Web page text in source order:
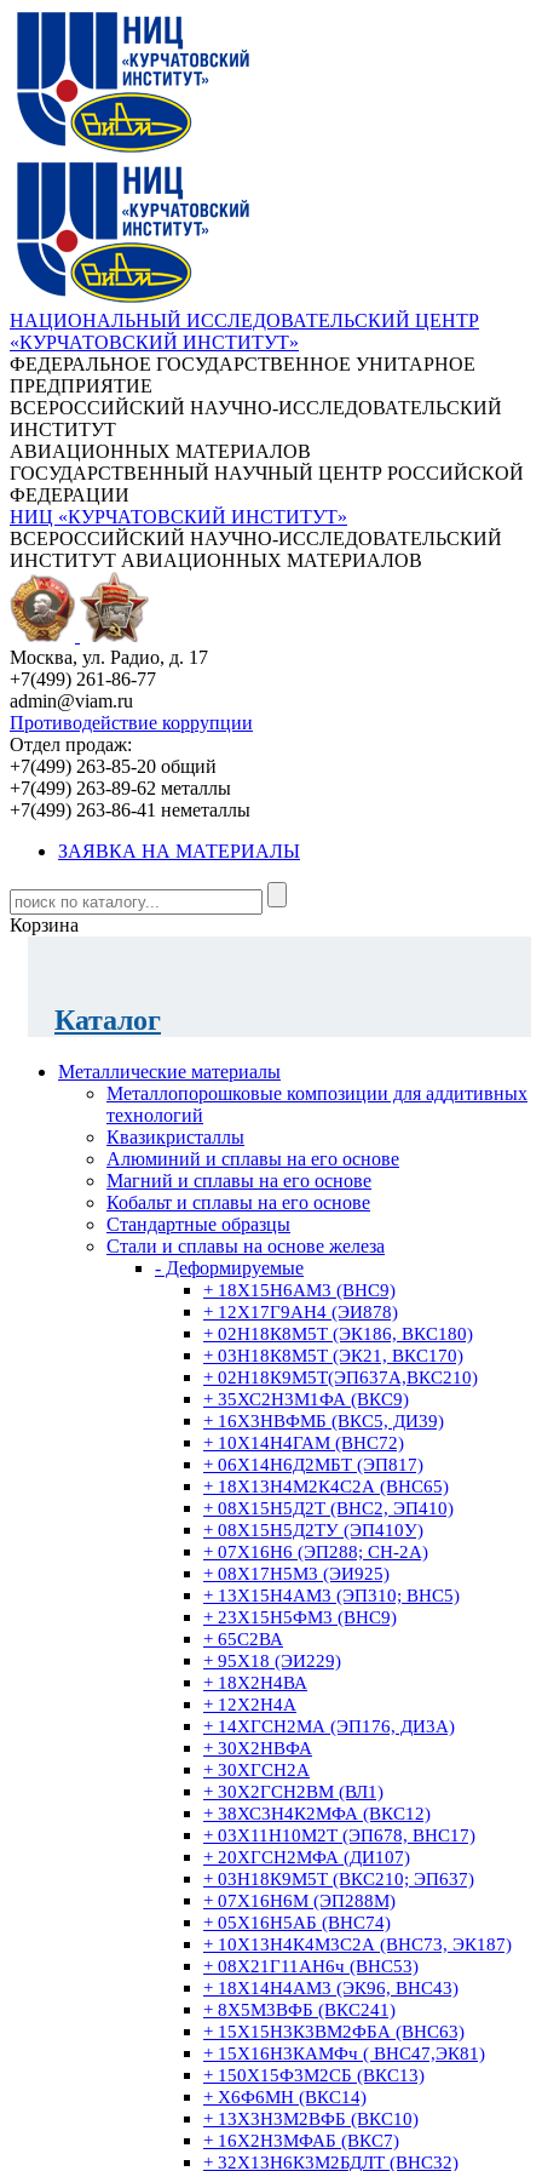
НАЦИОНАЛЬНЫЙ ИССЛЕДОВАТЕЛЬСКИЙ ЦЕНТР
«КУРЧАТОВСКИЙ ИНСТИТУТ»
ФЕДЕРАЛЬНОЕ ГОСУДАРСТВЕННОЕ УНИТАРНОЕ
ПРЕДПРИЯТИЕ
ВСЕРОССИЙСКИЙ НАУЧНО-ИССЛЕДОВАТЕЛЬСКИЙ
ИНСТИТУТ
АВИАЦИОННЫХ МАТЕРИАЛОВ
ГОСУДАРСТВЕННЫЙ НАУЧНЫЙ ЦЕНТР РОССИЙСКОЙ
ФЕДЕРАЦИИ
НИЦ «КУРЧАТОВСКИЙ ИНСТИТУТ»
ВСЕРОССИЙСКИЙ НАУЧНО-ИССЛЕДОВАТЕЛЬСКИЙ
ИНСТИТУТ АВИАЦИОННЫХ МАТЕРИАЛОВ
Москва, ул. Радио, д. 17
+7(499) 261-86-77
admin@viam.ru
Противодействие коррупции
Отдел продаж:
+7(499) 263-85-20 общий
+7(499) 263-89-62 металлы
+7(499) 263-86-41 неметаллы
ЗАЯВКА НА МАТЕРИАЛЫ
Корзина
Каталог
Металлические материалы
Металлопорошковые композиции для аддитивных
технологий
Квазикристаллы
Алюминий и сплавы на его основе
Магний и сплавы на его основе
Кобальт и сплавы на его основе
Стандартные образцы
Стали и сплавы на основе железа
- Деформируемые
+ 18Х15Н6АМ3 (ВНС9)
+ 12Х17Г9АН4 (ЭИ878)
+ 02Н18К8М5Т (ЭК186, ВКС180)
+ 03Н18К8М5Т (ЭК21, ВКС170)
+ 02Н18К9М5Т(ЭП637А,ВКС210)
+ 35ХС2Н3М1ФА (ВКС9)
+ 16Х3НВФМБ (ВКС5, ДИ39)
+ 10Х14Н4ГАМ (ВНС72)
+ 06Х14Н6Д2МБТ (ЭП817)
+ 18Х13Н4М2К4С2А (ВНС65)
+ 08Х15Н5Д2Т (ВНС2, ЭП410)
+ 08Х15Н5Д2ТУ (ЭП410У)
+ 07Х16Н6 (ЭП288; СН-2А)
+ 08Х17Н5М3 (ЭИ925)
+ 13Х15Н4АМ3 (ЭП310; ВНС5)
+ 23Х15Н5ФМ3 (ВНС9)
+ 65С2ВА
+ 95Х18 (ЭИ229)
+ 18Х2Н4ВА
+ 12Х2Н4А
+ 14ХГСН2МА (ЭП176, ДИ3А)
+ 30Х2НВФА
+ 30ХГСН2А
+ 30Х2ГСН2ВМ (ВЛ1)
+ 38ХС3Н4К2МФА (ВКС12)
+ 03Х11Н10М2Т (ЭП678, ВНС17)
+ 20ХГСН2МФА (ДИ107)
+ 03Н18К9М5Т (ВКС210; ЭП637)
+ 07Х16Н6М (ЭП288М)
+ 05Х16Н5АБ (ВНС74)
+ 10Х13Н4К4М3С2А (ВНС73, ЭК187)
+ 08Х21Г11АН6ч (ВНС53)
+ 18Х14Н4АМ3 (ЭК96, ВНС43)
+ 8Х5М3ВФБ (ВКС241)
+ 15Х15Н3К3ВМ2ФБА (ВНС63)
+ 15Х16Н3КАМФч ( ВНС47,ЭК81)
+ 150Х15Ф3М2СБ (ВКС13)
+ Х6Ф6МН (ВКС14)
+ 13Х3Н3М2ВФБ (ВКС10)
+ 16Х2Н3МФАБ (ВКС7)
+ 32Х13Н6К3М2БДЛТ (ВНС32)